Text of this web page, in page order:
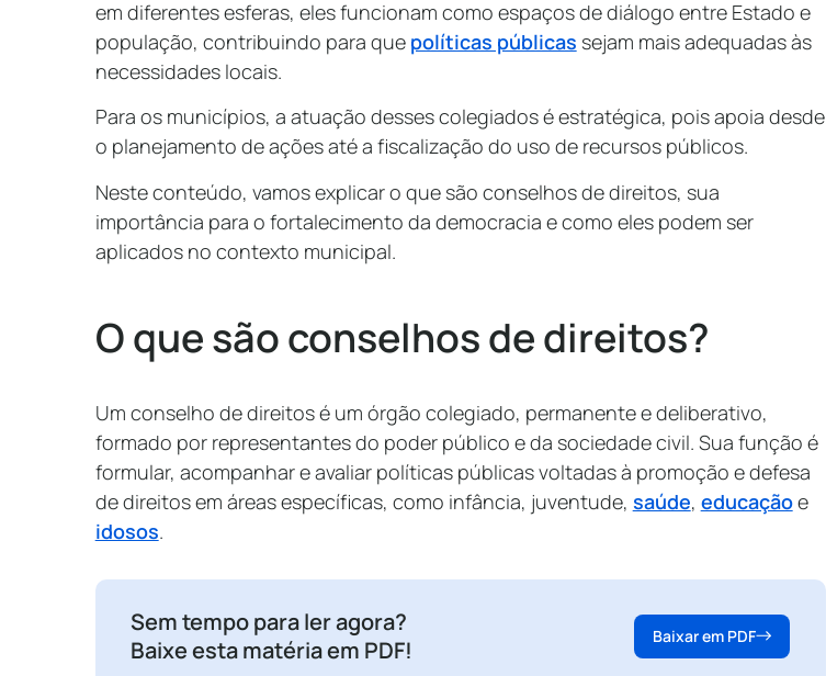
em diferentes esferas, eles funcionam como espaços de diálogo entre Estado e
população, contribuindo para que políticas públicas sejam mais adequadas às
necessidades locais.
Para os municípios, a atuação desses colegiados é estratégica, pois apoia desde
o planejamento de ações até a fiscalização do uso de recursos públicos.
Neste conteúdo, vamos explicar o que são conselhos de direitos, sua
importância para o fortalecimento da democracia e como eles podem ser
aplicados no contexto municipal.
O que são conselhos de direitos?
Um conselho de direitos é um órgão colegiado, permanente e deliberativo,
formado por representantes do poder público e da sociedade civil. Sua função é
formular, acompanhar e avaliar políticas públicas voltadas à promoção e defesa
de direitos em áreas específicas, como infância, juventude, saúde, educaçãoe
idosos.
Sem tempo para ler agora?
Baixe esta matéria em PDF!
Baixar em PDF